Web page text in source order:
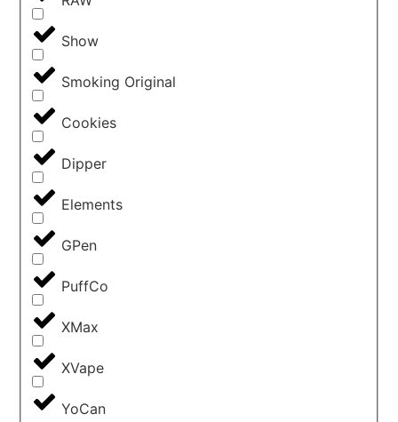
Show
Smoking Original
Cookies
Dipper
Elements
GPen
PuffCo
XMax
XVape
YoCan